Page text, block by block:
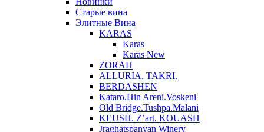
Старые вина
Элитные Вина
KARAS
Karas
Karas New
ZORAH
ALLURIA. TAKRI.
BERDASHEN
Kataro.Hin Areni.Voskeni
Old Bridge.Tushpa.Malani
KEUSH. Z’art. KOUASH
Jraghatspanyan Winery